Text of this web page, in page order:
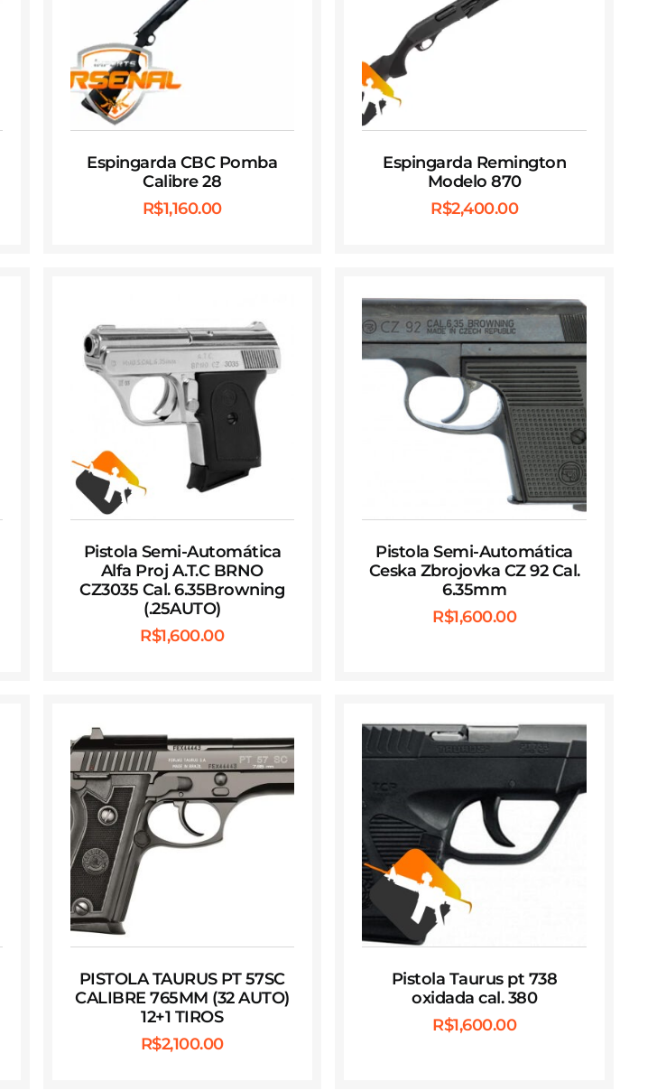
Espingarda CBC Pomba
Calibre 28
R$1,160.00
Espingarda Remington
Modelo 870
R$2,400.00
Pistola Semi-Automática
Alfa Proj A.T.C BRNO
CZ3035 Cal. 6.35Browning
(.25AUTO)
R$1,600.00
Pistola Semi-Automática
Ceska Zbrojovka CZ 92 Cal.
6.35mm
R$1,600.00
PISTOLA TAURUS PT 57SC
CALIBRE 765MM (32 AUTO)
12+1 TIROS
R$2,100.00
Pistola Taurus pt 738
oxidada cal. 380
R$1,600.00